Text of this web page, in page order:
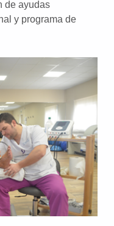
de ayudas
y programa de